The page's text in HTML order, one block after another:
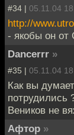
#34 | 05.11.04
http://
- якобы он от
Dancerrr »
#35 | 05.11.04
Как вы
потрудились
Веников не
Афтор »